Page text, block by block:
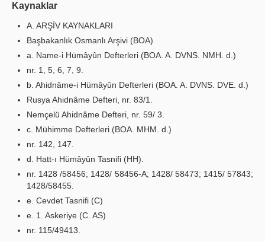
Kaynaklar
A. ARŞİV KAYNAKLARI
Başbakanlık Osmanlı Arşivi (BOA)
a. Name-i Hümâyûn Defterleri (BOA. A. DVNS. NMH. d.)
nr. 1, 5, 6, 7, 9.
b. Ahidnâme-i Hümâyûn Defterleri (BOA. A. DVNS. DVE. d.)
Rusya Ahidnâme Defteri, nr. 83/1.
Nemçelü Ahidnâme Defteri, nr. 59/ 3.
c. Mühimme Defterleri (BOA. MHM. d.)
nr. 142, 147.
d. Hatt-ı Hümâyûn Tasnifi (HH).
nr. 1428 /58456; 1428/ 58456-A; 1428/ 58473; 1415/ 57843;
1428/58455.
e. Cevdet Tasnifi (C)
e. 1. Askeriye (C. AS)
nr. 115/49413.